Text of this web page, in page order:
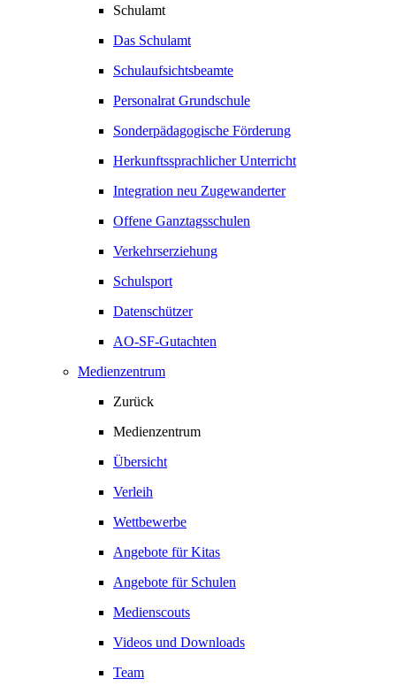
Schulamt
Das Schulamt
Schulaufsichtsbeamte
Personalrat Grundschule
Sonderpädagogische Förderung
Herkunftssprachlicher Unterricht
Integration neu Zugewanderter
Offene Ganztagsschulen
Verkehrserziehung
Schulsport
Datenschützer
AO-SF-Gutachten
Medienzentrum
Zurück
Medienzentrum
Übersicht
Verleih
Wettbewerbe
Angebote für Kitas
Angebote für Schulen
Medienscouts
Videos und Downloads
Team